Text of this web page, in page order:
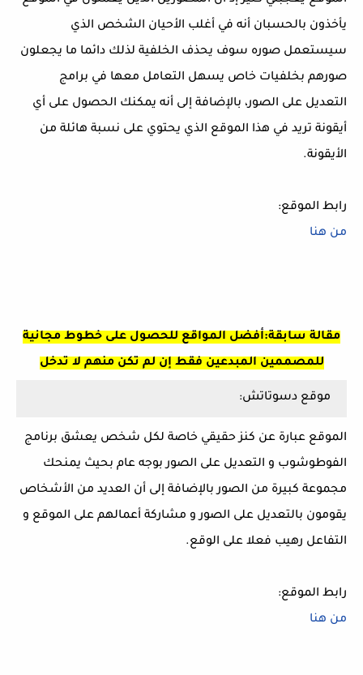
يأخذون بالحسبان أنه في أغلب الأحيان الشخص الذي
سيستعمل صوره سوف يحذف الخلفية لذلك دائما ما يجعلون
صورهم بخلفيات خاص يسهل التعامل معها في برامج
التعديل على الصور، بالإضافة إلى أنه يمكنك الحصول على أي
أيقونة تريد في هذا الموقع الذي يحتوي على نسبة هائلة من
الأيقونة.
رابط الموقع:
من هنا
مقالة سابقة:أفضل المواقع للحصول على خطوط مجانية
للمصممين المبدعين فقط إن لم تكن منهم لا تدخل
موقع دسوتاتش:
الموقع عبارة عن كنز حقيقي خاصة لكل شخص يعشق برنامج
الفوطوشوب و التعديل على الصور بوجه عام بحيث يمنحك
مجموعة كبيرة من الصور بالإضافة إلى أن العديد من الأشخاص
يقومون بالتعديل على الصور و مشاركة أعمالهم على الموقع و
التفاعل رهيب فعلا على الوقع.
رابط الموقع:
من هنا